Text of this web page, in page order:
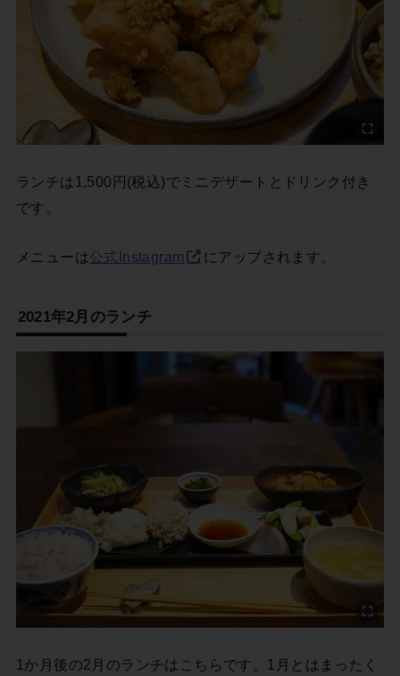
ランチは1,500円(税込)でミニデザートとドリンク付き
です。
メニューは公式Instagram にアップされます。
2021年2月のランチ
1か月後の2月のランチはこちらです。1月とはまったく